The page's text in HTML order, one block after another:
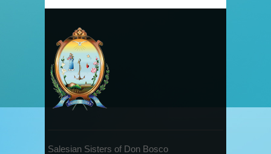
Salesian Sisters of Don Bosco